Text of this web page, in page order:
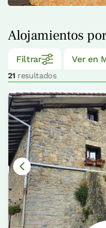
Alojamientos
Filtrar Ver en
21 resultados